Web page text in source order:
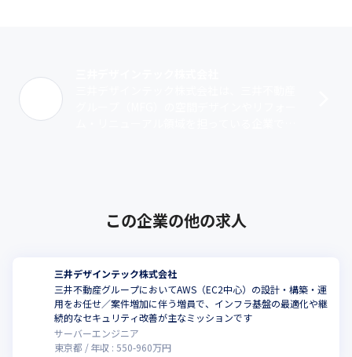
この企業の他の求人
三井デザインテック株式会社
三井不動産グループにおいてAWS（EC2中心）の設計・構築・運
用をお任せ／案件増加に伴う増員で、インフラ基盤の最適化や継
続的なセキュリティ改善が主なミッションです
サーバーエンジニア
東京都
年収 :550-960万円